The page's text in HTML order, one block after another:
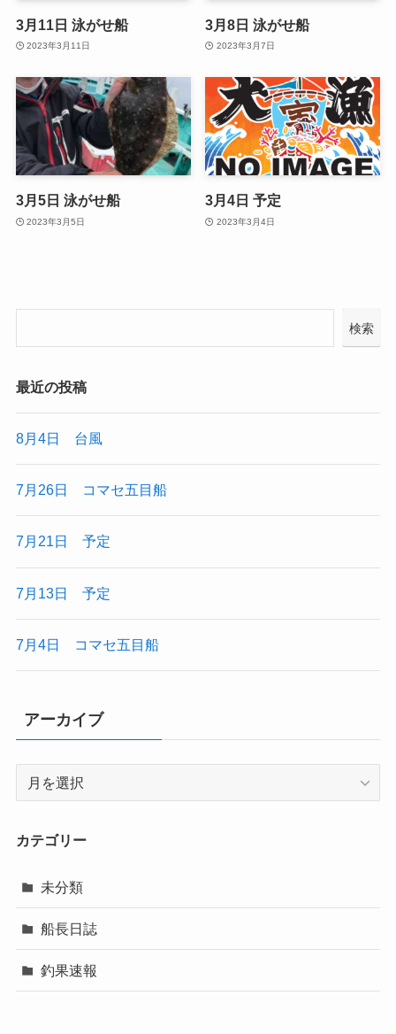
3月11日 泳がせ船
2023年3月11日
3月8日 泳がせ船
2023年3月7日
3月5日 泳がせ船
2023年3月5日
3月4日 予定
2023年3月4日
検索
最近の投稿
8月4日 台風
7月26日 コマセ五目船
7月21日 予定
7月13日 予定
7月4日 コマセ五目船
アーカイブ
イ
カテゴリー
未分類
船長日誌
釣果速報